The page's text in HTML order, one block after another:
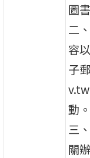
圖
二
容
子
動。
三
關